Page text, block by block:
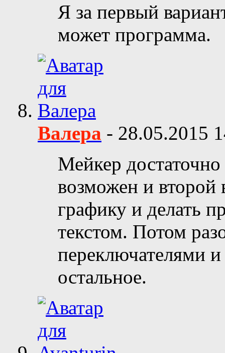
Я за первый
может программа.
Валера - 28.05.2015
Мейкер
возможен и второй
графику и делать
текстом. Потом
переключателями
остальное.